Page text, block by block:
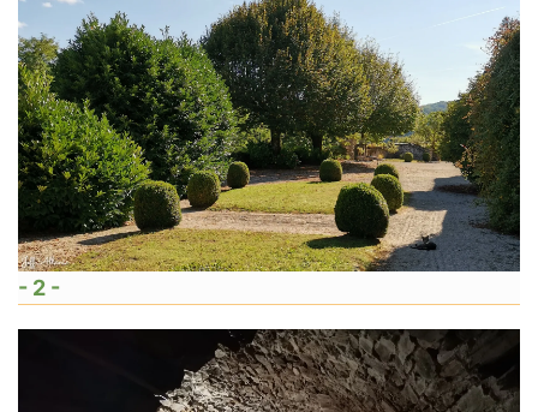
- 2 -